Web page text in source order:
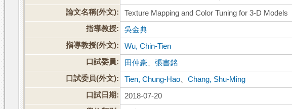
論文名稱(外文):
Texture Mapping and Color Tuning for 3-D Models
指導教授:
吳金典
指導教授(外文):
Wu, Chin-Tien
口試委員:
田仲豪 、張書銘
口試委員(外文):
Tien, Chung-Hao 、Chang, Shu-Ming
口試日期:
2018-07-20